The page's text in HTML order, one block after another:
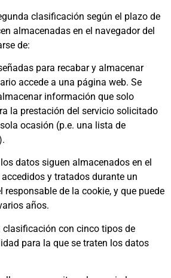
clasificación según el plazo de
almacenadas en el navegador del
de:
para recabar y almacenar
accede a una página web. Se
información que solo
la prestación del servicio solicitado
ocasión (p.e. una lista de
datos siguen almacenados en el
y tratados durante un
responsable de la cookie, y que puede
años.
clasificación con cinco tipos de
para la que se traten los datos